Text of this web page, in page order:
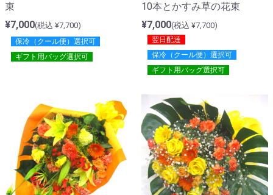
束
¥7,000(税込 ¥7,700)
保冷（クール便）選択可
ギフト用バッグ選択可
10本とかすみ草の花束
¥7,000(税込 ¥7,700)
翌日配達
保冷（クール便）選択可
ギフト用バッグ選択可